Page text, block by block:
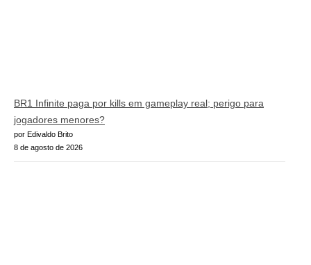
BR1 Infinite paga por kills em gameplay real; perigo para
jogadores menores?
por Edivaldo Brito
8 de agosto de 2026